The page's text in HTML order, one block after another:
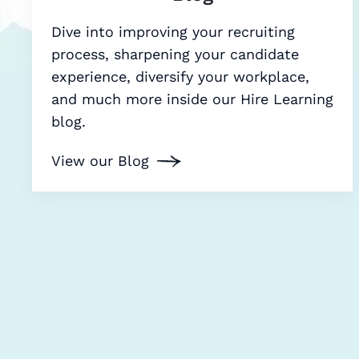
Dive into improving your recruiting
process, sharpening your candidate
experience, diversify your workplace,
and much more inside our Hire Learning
blog.
View our Blog